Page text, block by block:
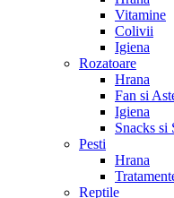
Vitamine
Colivii
Igiena
Rozatoare
Hrana
Fan si
Igiena
Snacks si
Pesti
Hrana
Reptile